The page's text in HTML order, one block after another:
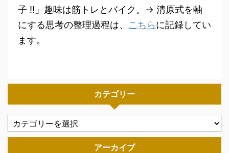
子 !!」趣味は筋トレとバイク。→ 清原式を軸
にする思考の整理過程は、 こちらに記録してい
ます。
カテゴリー
アーカイブ